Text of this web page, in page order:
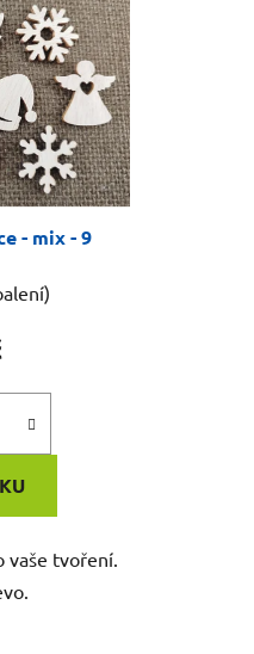
- mix - 9
vaše tvoření.